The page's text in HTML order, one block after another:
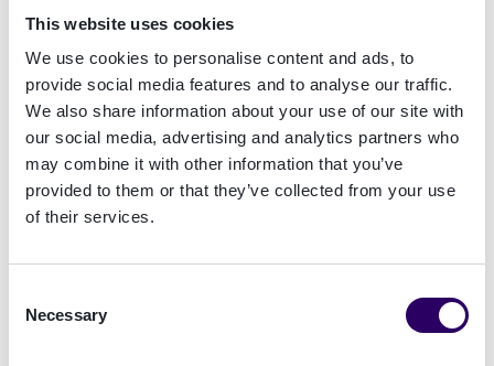
This website uses cookies
We use cookies to personalise content and ads, to
provide social media features and to analyse our traffic.
We also share information about your use of our site with
our social media, advertising and analytics partners who
may combine it with other information that you’ve
provided to them or that they’ve collected from your use
of their services.
Selection
Necessary
miljoonat ihmiset, kuten Itävallassa, käyttävät ja
valmistauduttava tulevaisuuden EU:n
digitaaliseen identiteettilompakkoon.
Rakennamme strategista siltaa tämän
odotettavissa olevan hallitun kaaoksen yli. Näin
esimerkiksi portugalilainen fintech-yritys voi
hyväksyä sekä portugalilaisten käyttäjien EU-
Austrian, ja tulevaisuudessa myös itävaltalaisten